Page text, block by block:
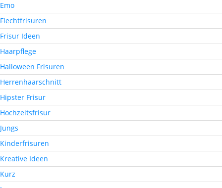
Emo
Flechtfrisuren
Frisur Ideen
Haarpflege
Halloween Frisuren
Herrenhaarschnitt
Hipster Frisur
Hochzeitsfrisur
Jungs
Kinderfrisuren
Kreative Ideen
Kurz